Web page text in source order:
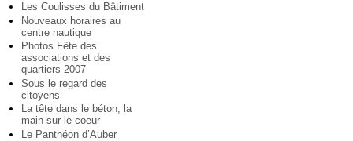
Les Coulisses du Bâtiment
Nouveaux horaires au
centre nautique
Photos Fête des
associations et des
quartiers 2007
Sous le regard des
citoyens
La tête dans le béton, la
main sur le coeur
Le Panthéon d’Auber